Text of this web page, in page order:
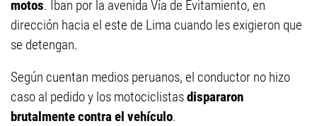
motos. Iban por la avenida Vía de Evitamiento, en
dirección hacia el este de Lima cuando les exigieron que
se detengan.
Según cuentan medios peruanos, el conductor no hizo
caso al pedido y los motociclistasdispararon
brutalmente contra el vehículo.